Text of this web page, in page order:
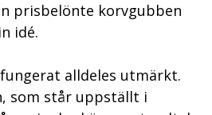
prisbelönte korvgubben
idé.
alldeles utmärkt.
som står uppställt i